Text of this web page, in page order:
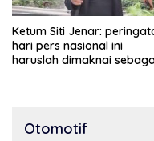
Ketum Siti Jenar:
hari pers nasional ini
haruslah dimaknai
Indonesia.
Otomotif